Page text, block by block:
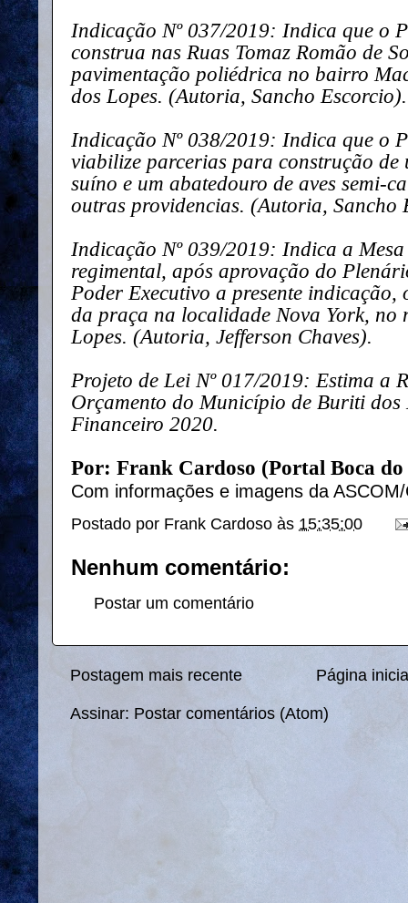
Indicação Nº 037/2019: Indica que o
construa nas Ruas Tomaz Romão de
pavimentação poliédrica no bairro
dos Lopes. (Autoria, Sancho Escorcio).
Indicação Nº 038/2019: Indica que o
viabilize parcerias para construção de
suíno e um abatedouro de aves semi-
outras providencias. (Autoria, Sancho
Indicação Nº 039/2019: Indica a
regimental, após aprovação do
Poder Executivo a presente
da praça na localidade Nova York, no
Lopes. (Autoria, Jefferson Chaves).
Projeto de Lei Nº 017/2019: Estima a
Orçamento do Município de Buriti dos
Financeiro 2020.
Por: Frank Cardoso (Portal Boca do
Com informações e imagens da
Postado por Frank Cardoso às 15:35:00
Nenhum comentário:
Postar um comentário
Postagem mais recente Página
Assinar: Postar comentários (Atom)